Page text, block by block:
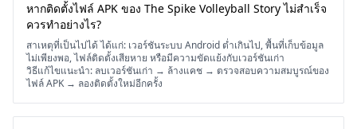
หากติดตั้งไฟล์ APK ของ The Spike Volleyball Story ไม่สำเร็จ
ควรทำอย่างไร?
สาเหตุที่เป็นไปได้ ได้แก่: เวอร์ชันระบบ Android ต่ำเกินไป, พื้นที่เก็บข้อมูล
ไม่เพียงพอ, ไฟล์ติดตั้งเสียหาย หรือมีความขัดแย้งกับเวอร์ชันเก่า
วิธีแก้ไขแนะนำ: ลบเวอร์ชันเก่า → ล้างแคช → ตรวจสอบความสมบูรณ์ของ
ไฟล์ APK → ลองติดตั้งใหม่อีกครั้ง